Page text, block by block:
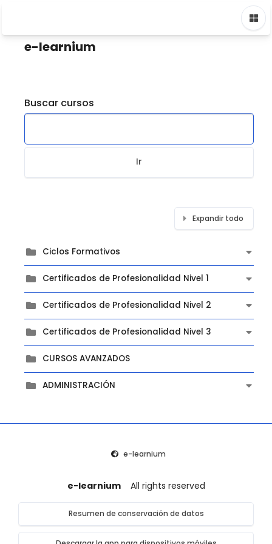
e-learnium
Buscar cursos
Ir
Expandir todo
Ciclos Formativos
Certificados de Profesionalidad Nivel 1
Certificados de Profesionalidad Nivel 2
Certificados de Profesionalidad Nivel 3
CURSOS AVANZADOS
ADMINISTRACIÓN
e-learnium
e-learnium All rights reserved
Resumen de conservación de datos